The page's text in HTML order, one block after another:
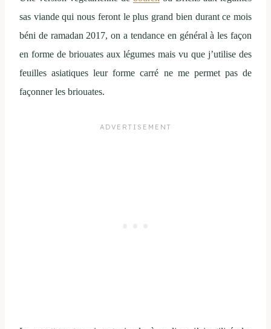
sas viande qui nous feront le plus grand bien durant ce mois
béni de ramadan 2017, on a tendance en général à les façon
en forme de briouates aux légumes mais vu que j’utilise des
feuilles asiatiques leur forme carré ne me permet pas de
façonner les briouates.